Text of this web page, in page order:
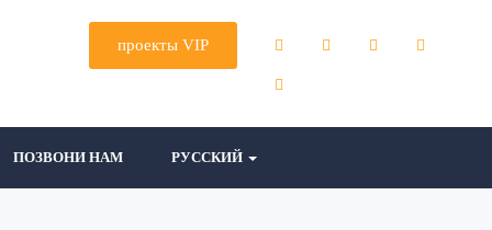
проекты VIP
ПОЗВОНИ НАМ РУССКИЙ